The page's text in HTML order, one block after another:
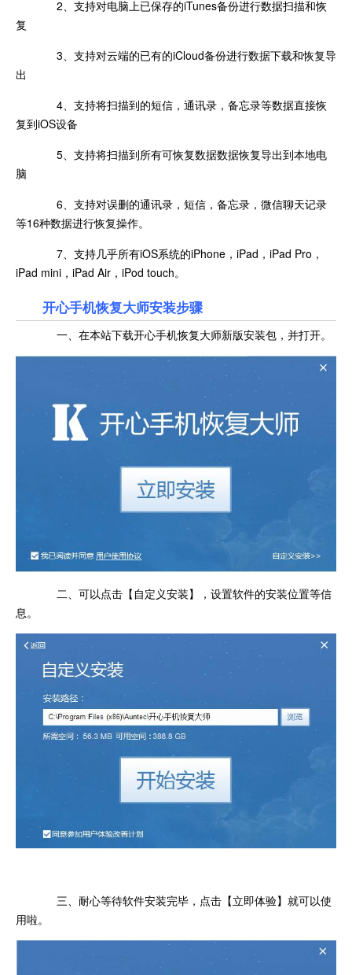
2、支持对电脑上已保存的iTunes备份进行数据扫描和恢
复
3、支持对云端的已有的iCloud备份进行数据下载和恢复导
出
4、支持将扫描到的短信，通讯录，备忘录等数据直接恢
复到iOS设备
5、支持将扫描到所有可恢复数据数据恢复导出到本地电
脑
6、支持对误删的通讯录，短信，备忘录，微信聊天记录
等16种数据进行恢复操作。
7、支持几乎所有iOS系统的iPhone，iPad，iPad Pro，
iPad mini，iPad Air，iPod touch。
开心手机恢复大师安装步骤
一、在本站下载开心手机恢复大师新版安装包，并打开。
二、可以点击【自定义安装】，设置软件的安装位置等信
息。
三、耐心等待软件安装完毕，点击【立即体验】就可以使
用啦。